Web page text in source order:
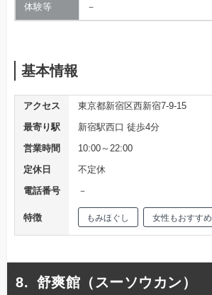
体験等 －
基本情報
アクセス
東京都新宿区西新宿7-9-15
最寄り駅
新宿駅西口 徒歩4分
営業時間
10:00～22:00
定休日
不定休
電話番号
－
特徴 もみほぐし 女性もおすすめ
舒爽館（スーソウカン）